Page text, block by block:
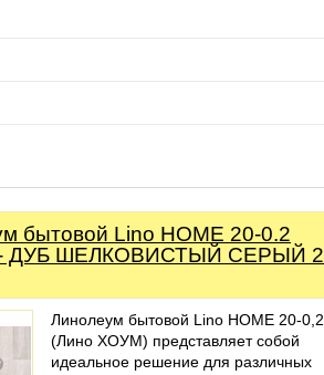
бытовой Lino HOME 20-0.2
- ДУБ ШЕЛКОВИСТЫЙ СЕРЫЙ 2
Линолеум бытовой Lino HOME 20-0,2
(Лино ХОУМ) представляет собой
идеальное решение для различных